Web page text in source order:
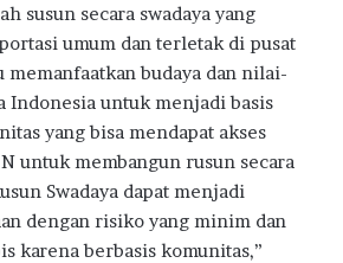
susun secara swadaya yang
umum dan terletak di pusat
memanfaatkan budaya dan nilai-
Indonesia untuk menjadi basis
yang bisa mendapat akses
untuk membangun rusun secara
Swadaya dapat menjadi
dengan risiko yang minim dan
karena berbasis komunitas,”